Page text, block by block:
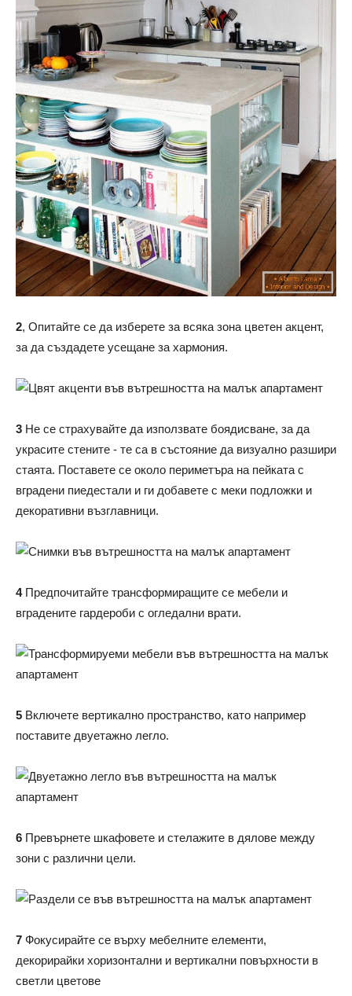
2, Опитайте се да изберете за всяка зона цветен акцент,
за да създадете усещане за хармония.
3 Не се страхувайте да използвате боядисване, за да
украсите стените - те са в състояние да визуално разшири
стаята. Поставете се около периметъра на пейката с
вградени пиедестали и ги добавете с меки подложки и
декоративни възглавници.
4Предпочитайте трансформиращите се мебели и
вградените гардероби с огледални врати.
5 Включете вертикално пространство, като например
поставите двуетажно легло.
6 Превърнете шкафовете и стелажите в дялове между
зони с различни цели.
7 Фокусирайте се върху мебелните елементи,
декорирайки хоризонтални и вертикални повърхности в
светли цветове